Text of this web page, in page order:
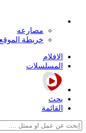
مصارعه
خريطة الموقع
الافلام
المسلسلات
بحث
القائمة